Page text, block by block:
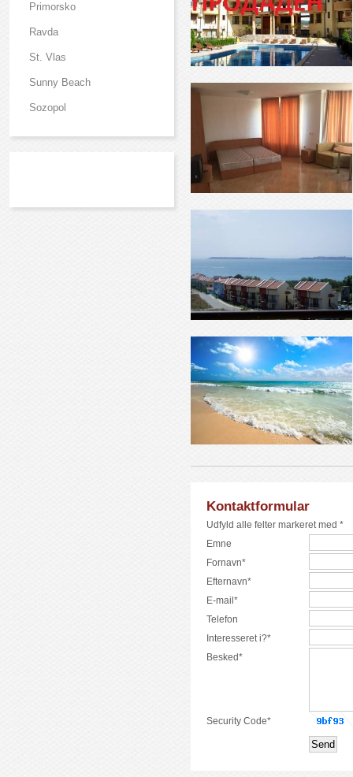
Primorsko
Ravda
St. Vlas
Sunny Beach
Sozopol
Kontaktformular
Udfyld alle felter markeret med *
Emne
Fornavn*
Efternavn*
E-mail*
Telefon
Interesseret i?*
Besked*
Security Code*